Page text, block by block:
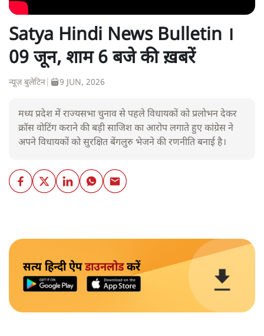
Satya Hindi News Bulletin ।
09 जून, शाम 6 बजे की ख़बरें
न्यूज़ बुलेटिन 9 JUN, 2026
मध्य प्रदेश में राज्यसभा चुनाव से पहले विधायकों को प्रलोभन देकर
क्रॉस वोटिंग कराने की बड़ी साजिश का आरोप लगाते हुए कांग्रेस ने
अपने विधायकों को सुरक्षित बेंगलुरु भेजने की रणनीति बनाई है।
सत्य हिन्दी ऐपडाउनलोडकरें